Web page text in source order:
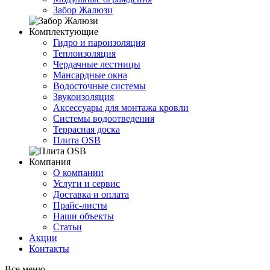
Забор Жалюзи
Комплектующие
Гидро и пароизоляция
Теплоизоляция
Чердачные лестницы
Мансардные окна
Водосточные системы
Звукоизоляция
Аксессуары для монтажа кровли
Системы водоотведения
Террасная доска
Плита OSB
Компания
О компании
Услуги и сервис
Доставка и оплата
Прайс-листы
Наши объекты
Статьи
Акции
Контакты